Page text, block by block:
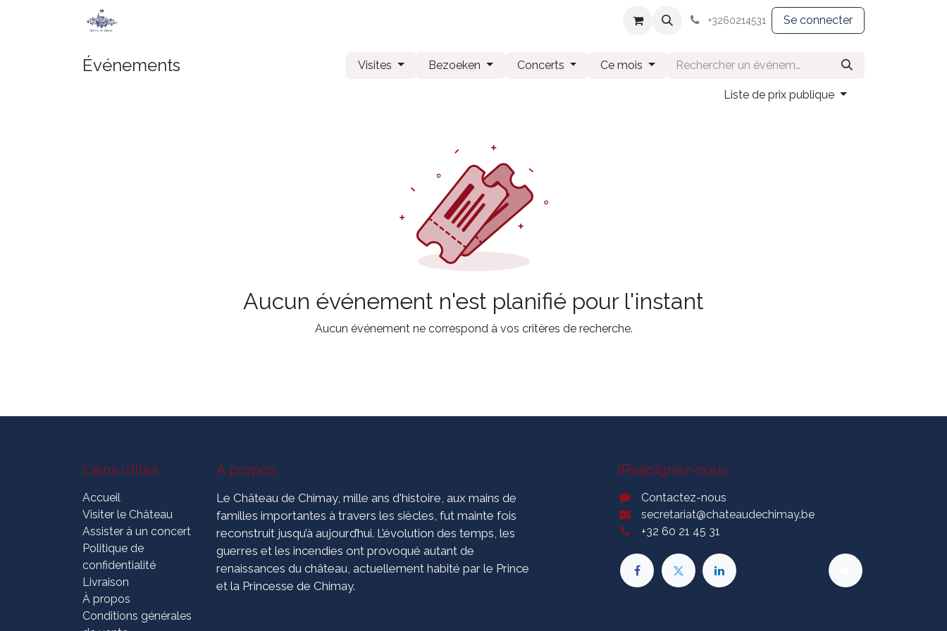
Souvenirs Textile
+3260214531 Se connecter
Événements Visites Bezoeken Concerts Ce mois
Liste de prix publique
Aucun événement n'est planifié pour l'instant
Aucun événement ne correspond à vos critères de recherche.
Liens utiles
Accueil
Visiter le Château
Assister à un concert
Politique de
confidentialité
Livraison
À propos
Conditions générales
À propos
Le Château de Chimay, mille ans d'histoire, aux mains de
familles importantes à travers les siècles, fut mainte fois
reconstruit jusqu’à aujourd’hui. L’évolution des temps, les
guerres et les incendies ont provoqué autant de
renaissances du château, actuellement habité par le Prince
et la Princesse de Chimay.
(Re)joignez-nous
Contactez-nous
secretariat@chateaudechimay.be
+32 60 21 45 31